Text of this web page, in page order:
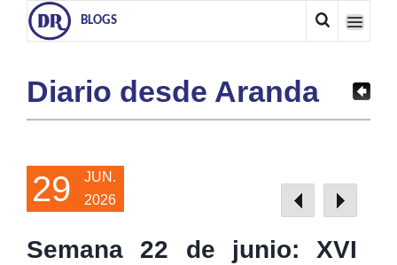
BLOGS
Diario desde Aranda
29
JUN.
2026
Semana 22 de junio: XVI